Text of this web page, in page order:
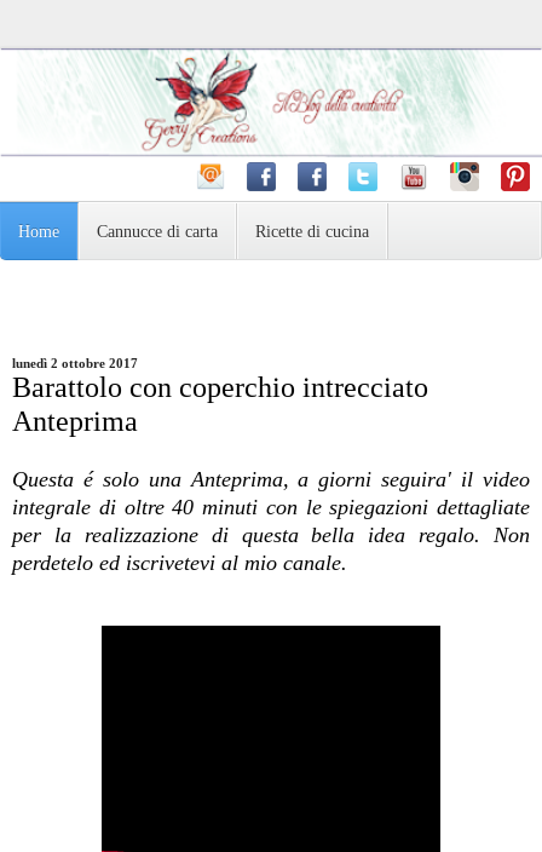
Home Cannucce di carta Ricette di cucina
lunedì 2 ottobre 2017
Barattolo con coperchio intrecciato
Anteprima
Questa é solo una Anteprima, a giorni seguira' il video
integrale di oltre 40 minuti con le spiegazioni dettagliate
per la realizzazione di questa bella idea regalo. Non
perdetelo ed iscrivetevi al mio canale.